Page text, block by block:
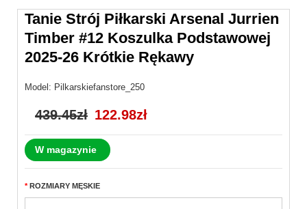
Tanie Strój Piłkarski Arsenal Jurrien
Timber #12 Koszulka Podstawowej
2025-26 Krótkie Rękawy
Model: Pilkarskiefanstore_250
439.45zł 122.98zł
W magazynie
ROZMIARY MĘSKIE